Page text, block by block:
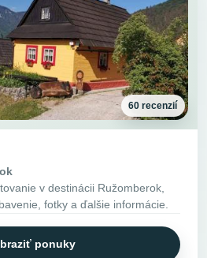
60 recenzií
v destinácii Ružomberok,
fotky a ďalšie informácie.
ponuky